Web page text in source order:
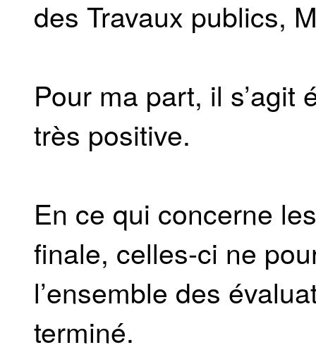
des Travaux publics,
Pour ma part, il s’agit
très positive.
En ce qui concerne
finale, celles-ci ne
l’ensemble des
terminé.